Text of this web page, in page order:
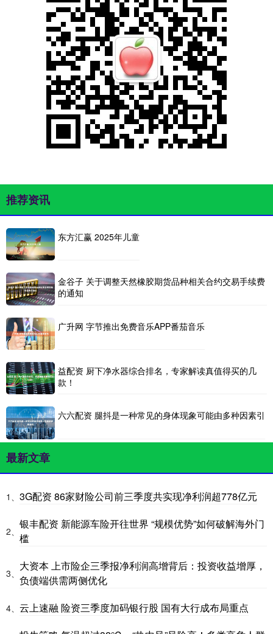
推荐资讯
东方汇赢 2025年儿童
金谷子 关于调整天然橡胶期货品种相关合约交易手续费
的通知
广升网 字节推出免费音乐APP番茄音乐
益配资 厨下净水器综合排名，专家解读真值得买的几
款！
六六配资 腿抖是一种常见的身体现象可能由多种因素引
最新文章
1、 3G配资 86家财险公司前三季度共实现净利润超778亿元
2、
银丰配资 新能源车险开往世界 “规模优势”如何破解海外门
槛
3、
大资本 上市险企三季报净利润高增背后：投资收益增厚，
负债端供需两侧优化
4、 云上速融 险资三季度加码银行股 国有大行成布局重点